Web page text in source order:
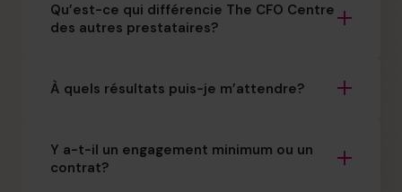
Qu’est-ce qui différencie The CFO Centre
des autres prestataires?
À quels résultats puis-je m’attendre?
Y a-t-il un engagement minimum ou un
contrat?